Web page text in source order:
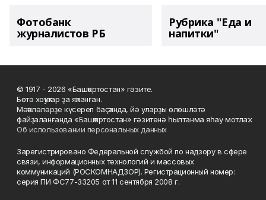
Фотобанк
журналистов РБ
Рубрика "Еда и
напитки"
© 1917 - 2026 «Башҡортостан» гәзите.
Бөтә хоҡуҡтар ҙа яҡланған.
Мәҡәләләрҙе күсереп баҫҡанда, йә уларҙы өлөшләтә
файҙаланғанда «Башҡортостан» гәзитенә һылтанма яһау мотлаҡ.
Об использовании персональных данных
Зарегистрировано Федеральной службой по надзору в сфере
связи, информационных технологий и массовых
коммуникаций (РОСКОМНАДЗОР). Регистрационный номер:
серия ПИ ФС77-33205 от 11 сентября 2008 г.